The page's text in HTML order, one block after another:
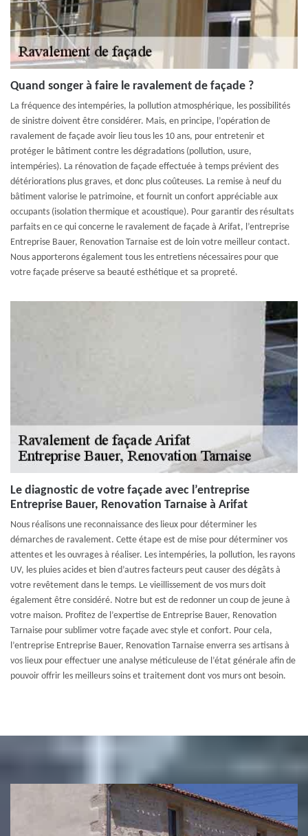
Quand songer à faire le ravalement de façade ?
La fréquence des intempéries, la pollution atmosphérique, les possibilités
de sinistre doivent être considérer. Mais, en principe, l’opération de
ravalement de façade avoir lieu tous les 10 ans, pour entretenir et
protéger le bâtiment contre les dégradations (pollution, usure,
intempéries). La rénovation de façade effectuée à temps prévient des
détériorations plus graves, et donc plus coûteuses. La remise à neuf du
bâtiment valorise le patrimoine, et fournit un confort appréciable aux
occupants (isolation thermique et acoustique). Pour garantir des résultats
parfaits en ce qui concerne le ravalement de façade à Arifat, l’entreprise
Entreprise Bauer, Renovation Tarnaise est de loin votre meilleur contact.
Nous apporterons également tous les entretiens nécessaires pour que
votre façade préserve sa beauté esthétique et sa propreté.
Le diagnostic de votre façade avec l’entreprise
Entreprise Bauer, Renovation Tarnaise à Arifat
Nous réalisons une reconnaissance des lieux pour déterminer les
démarches de ravalement. Cette étape est de mise pour déterminer vos
attentes et les ouvrages à réaliser. Les intempéries, la pollution, les rayons
UV, les pluies acides et bien d’autres facteurs peut causer des dégâts à
votre revêtement dans le temps. Le vieillissement de vos murs doit
également être considéré. Notre but est de redonner un coup de jeune à
votre maison. Profitez de l’expertise de Entreprise Bauer, Renovation
Tarnaise pour sublimer votre façade avec style et confort. Pour cela,
l’entreprise Entreprise Bauer, Renovation Tarnaise enverra ses artisans à
vos lieux pour effectuer une analyse méticuleuse de l’état générale afin de
pouvoir offrir les meilleurs soins et traitement dont vos murs ont besoin.